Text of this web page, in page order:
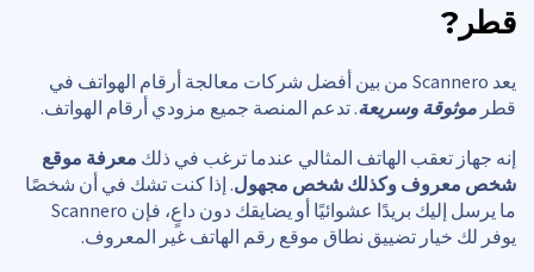
قطر ?
يعد Scannero من بين أفضل شركات معالجة أرقام الهواتف في
قطر موثوقة وسريعة. تدعم المنصة جميع مزودي أرقام الهواتف.
إنه جهاز تعقب الهاتف المثالي عندما ترغب في ذلك معرفة موقع
شخص معروف وكذلك شخص مجهول. إذا كنت تشك في أن شخصًا
ما يرسل إليك بريدًا عشوائيًا أو يضايقك دون داعٍ، فإن Scannero
يوفر لك خيار تضييق نطاق موقع رقم الهاتف غير المعروف.